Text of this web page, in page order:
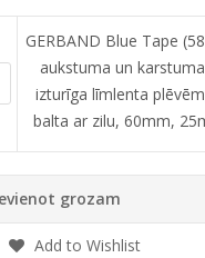
GERBAND Blue Tape
aukstuma un karstuma
izturīga līmlenta
balta ar zilu, 60mm,
grozam
Add to Wishlist